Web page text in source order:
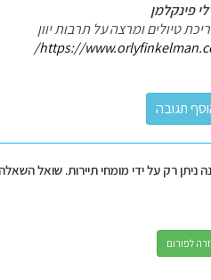
פינקלמן
טיולים ומרצה על תרבות יוון
https://
ניתן רק על ידי מומחי תיירות. שואל
לפורום